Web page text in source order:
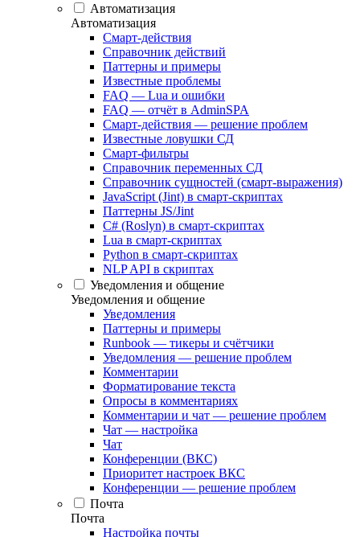
Автоматизация
Автоматизация
Смарт-действия
Справочник действий
Паттерны и примеры
Известные проблемы
FAQ — Lua и ошибки
FAQ — отчёт в AdminSPA
Смарт-действия — решение проблем
Известные ловушки СД
Смарт-фильтры
Справочник переменных СД
Справочник сущностей (смарт-выражения)
JavaScript (Jint) в смарт-скриптах
Паттерны JS/Jint
C# (Roslyn) в смарт-скриптах
Lua в смарт-скриптах
Python в смарт-скриптах
NLP API в скриптах
Уведомления и общение
Уведомления и общение
Уведомления
Паттерны и примеры
Runbook — тикеры и счётчики
Уведомления — решение проблем
Комментарии
Форматирование текста
Опросы в комментариях
Комментарии и чат — решение проблем
Чат — настройка
Чат
Конференции (ВКС)
Приоритет настроек ВКС
Конференции — решение проблем
Почта
Почта
Настройка почты